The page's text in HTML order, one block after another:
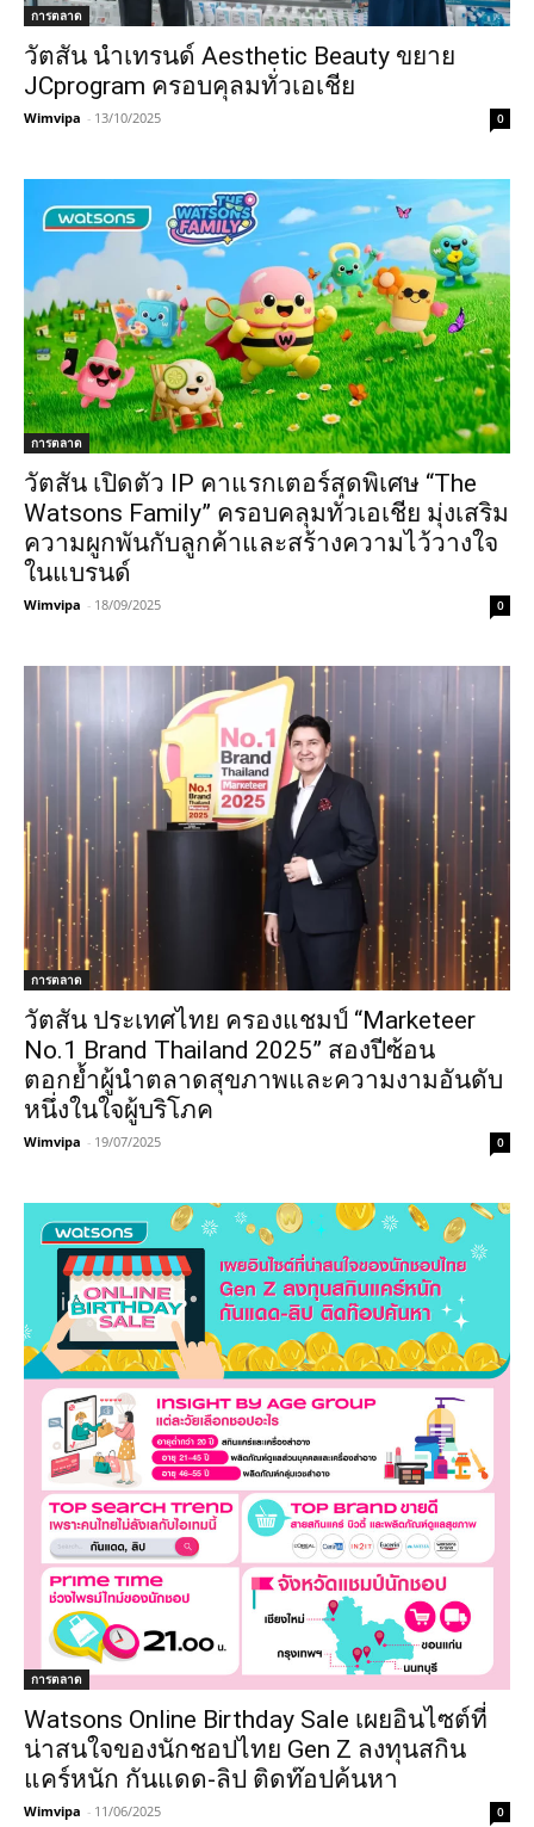
การตลาด
วัตสัน นำเทรนด์ Aesthetic Beauty ขยาย
JCprogram ครอบคุลมทั่วเอเชีย
Wimvipa - 13/10/2025 0
การตลาด
วัตสัน เปิดตัว IP คาแรกเตอร์สุดพิเศษ “The
Watsons Family” ครอบคลุมทั่วเอเชีย มุ่งเสริม
ความผูกพันกับลูกค้าและสร้างความไว้วางใจ
ในแบรนด์
Wimvipa - 18/09/2025 0
การตลาด
วัตสัน ประเทศไทย ครองแชมป์ “Marketeer
No.1 Brand Thailand 2025” สองปีซ้อน
ตอกย้ำผู้นำตลาดสุขภาพและความงามอันดับ
หนึ่งในใจผู้บริโภค
Wimvipa - 19/07/2025 0
การตลาด
Watsons Online Birthday Sale เผยอินไซต์ที่
น่าสนใจของนักชอปไทย Gen Z ลงทุนสกิน
แคร์หนัก กันแดด-ลิป ติดท๊อปค้นหา
Wimvipa - 11/06/2025 0